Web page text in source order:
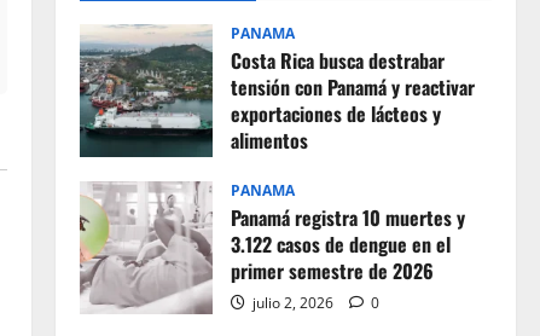
PANAMA
Costa Rica busca destrabar
tensión con Panamá y reactivar
exportaciones de lácteos y
alimentos
PANAMA
Panamá registra 10 muertes y
3.122 casos de dengue en el
primer semestre de 2026
julio 2, 2026 0